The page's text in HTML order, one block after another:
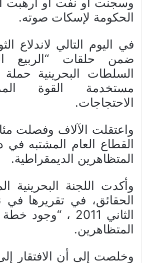
الحكومة لإسكات صوته.
في اليوم التالي لاندلاع
ضمن حلقات “الربيع
السلطات البحرينية حملة
مستخدمة القوة
الاحتجاجات.
واعتقلت الآلاف وفصلت
القطاع العام المشتبه
المتظاهرين الديمقراطية.
وأكدت اللجنة البحرينية
الحقائق، في تقريرها في
الثاني 2011 ،
المتظاهرين.
وخلصت إلى أن الافتقار